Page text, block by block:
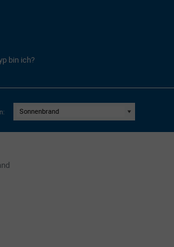
bin ich?